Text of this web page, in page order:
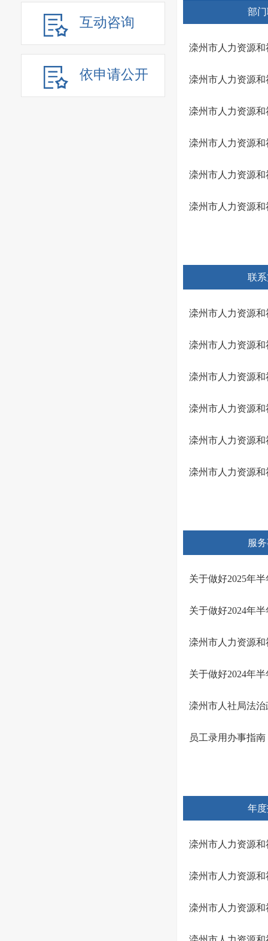
互动咨询
依申请公开
部
滦州市人力资源
滦州市人力资源
滦州市人力资源
滦州市人力资源
滦州市人力资源
滦州市人力资源
联
滦州市人力资源
滦州市人力资源
滦州市人力资源
滦州市人力资源
滦州市人力资源
滦州市人力资源
服
关于做好2025年
关于做好2024年
滦州市人力资源
关于做好2024年
滦州市人社局法
员工录用办事指南
年
滦州市人力资源
滦州市人力资源
滦州市人力资源